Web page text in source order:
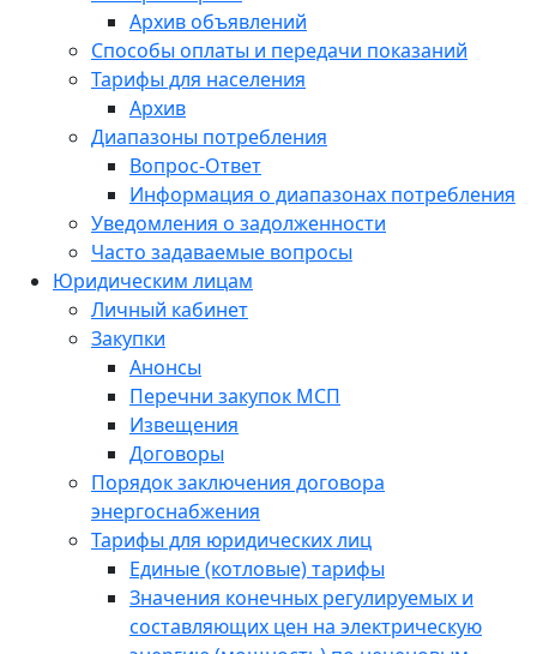
Архив объявлений
Способы оплаты и передачи показаний
Тарифы для населения
Архив
Диапазоны потребления
Вопрос-Ответ
Информация о диапазонах потребления
Уведомления о задолженности
Часто задаваемые вопросы
Юридическим лицам
Личный кабинет
Закупки
Анонсы
Перечни закупок МСП
Извещения
Договоры
Порядок заключения договора
энергоснабжения
Тарифы для юридических лиц
Единые (котловые) тарифы
Значения конечных регулируемых и
составляющих цен на электрическую